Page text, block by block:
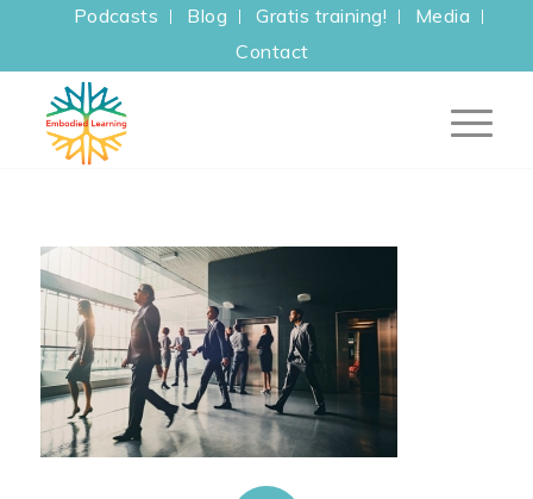
Podcasts Blog Gratis training!
Media
Contact